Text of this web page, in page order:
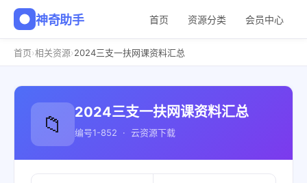
神奇助手 首页 资源分类 会员中心
首页›相关资源›2024三支一扶网课资料汇总
📁 2024三支一扶网课资料汇总
编号1-852 · 云资源下载